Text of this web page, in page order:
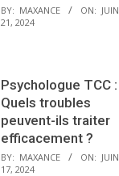
BY: MAXANCE ON: JUIN
21, 2024
Psychologue TCC :
Quels troubles
peuvent-ils traiter
efficacement ?
BY: MAXANCE ON: JUIN
17, 2024